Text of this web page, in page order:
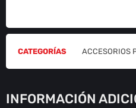
CATEGORÍAS ACCESORIOS
INFORMACIÓN